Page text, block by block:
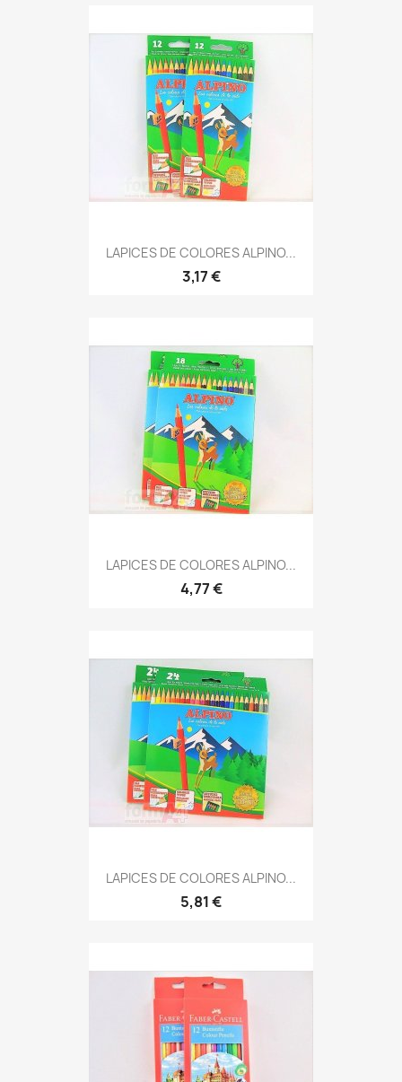
LAPICES DE COLORES ALPINO...
3,17 €
LAPICES DE COLORES ALPINO...
4,77 €
LAPICES DE COLORES ALPINO...
5,81 €